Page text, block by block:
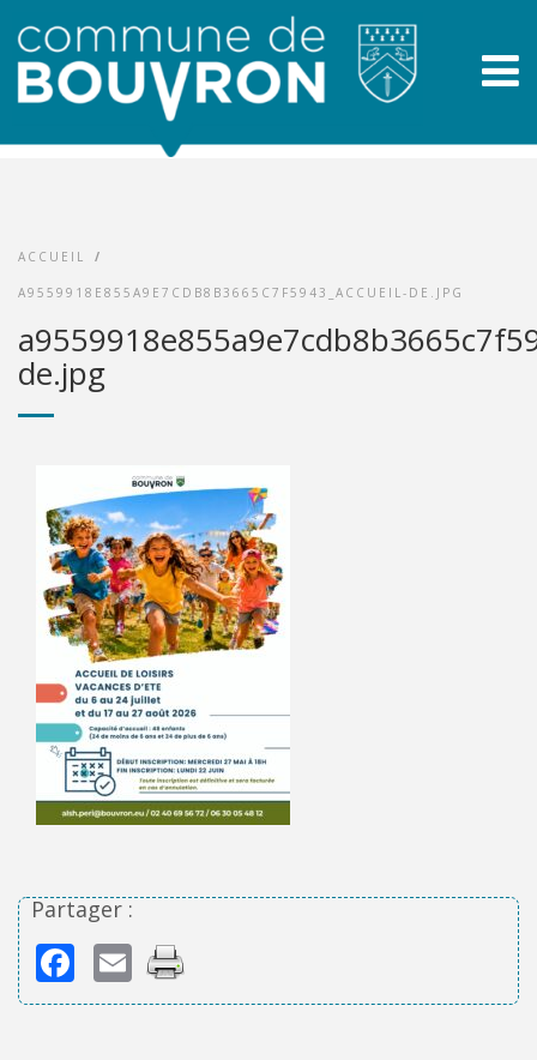
ACCUEIL /
A9559918E855A9E7CDB8B3665C7F5943_ACCUEIL-DE.JPG
de.jpg
Partager :
Facebook
Email